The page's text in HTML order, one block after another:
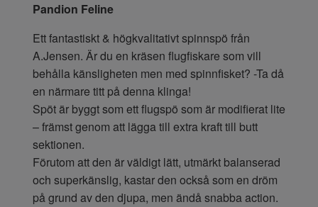
Pandion Feline
Ett fantastiskt & högkvalitativt spinnspö från
A.Jensen. Är du en kräsen flugfiskare som vill
behålla känsligheten men med spinnfisket? -Ta då
en närmare titt på denna klinga!
Spöt är byggt som ett flugspö som är modifierat lite
– främst genom att lägga till extra kraft till butt
sektionen.
Förutom att den är väldigt lätt, utmärkt balanserad
och superkänslig, kastar den också som en dröm
på grund av den djupa, men ändå snabba action.